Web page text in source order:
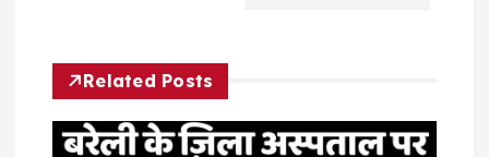
v
Related Posts